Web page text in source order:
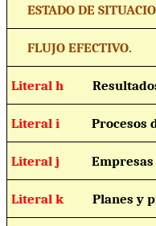
ESTADO DE
FLUJO EFECTIVO.
Literal h
Literal i Procesos
Literal j
Literal k Planes y